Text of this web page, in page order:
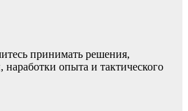
принимать решения,
опыта и тактического